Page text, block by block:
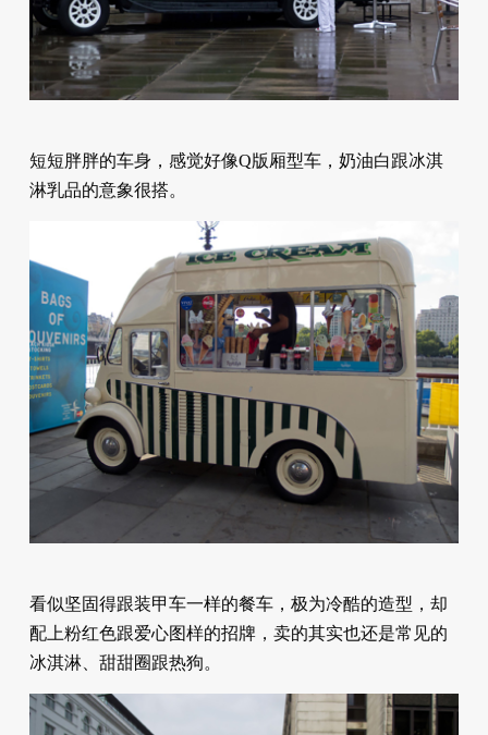
短短胖胖的车身，感觉好像Q版厢型车，奶油白跟冰淇
淋乳品的意象很搭。
看似坚固得跟装甲车一样的餐车，极为冷酷的造型，却
配上粉红色跟爱心图样的招牌，卖的其实也还是常见的
冰淇淋、甜甜圈跟热狗。